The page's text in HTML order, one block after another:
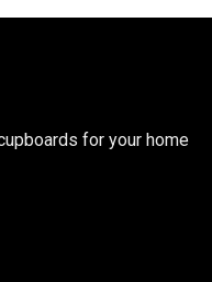
for your home